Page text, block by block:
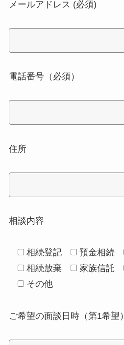
メールアドレス (必須)
電話番号（必須）
住所
相談内容
相続登記 預金相続
相続放棄
家族信託
その他
ご希望の面談日時（第1希望）